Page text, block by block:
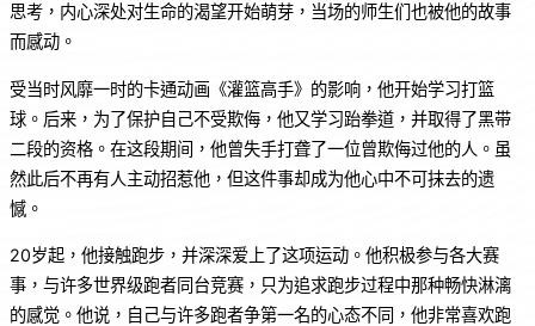
思考，内心深处对生命的渴望开始萌芽，当场的师生们也被他的故事
而感动。
受当时风靡一时的卡通动画《灌篮高手》的影响，他开始学习打篮
球。后来，为了保护自己不受欺侮，他又学习跆拳道，并取得了黑带
二段的资格。在这段期间，他曾失手打聋了一位曾欺侮过他的人。虽
然此后不再有人主动招惹他，但这件事却成为他心中不可抹去的遗
憾。
20岁起，他接触跑步，并深深爱上了这项运动。他积极参与各大赛
事，与许多世界级跑者同台竞赛，只为追求跑步过程中那种畅快淋漓
的感觉。他说，自己与许多跑者争第一名的心态不同，他非常喜欢跑